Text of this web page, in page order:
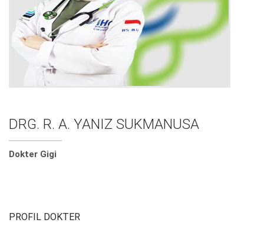
DRG. R. A. YANIZ SUKMANUSA
Dokter Gigi
PROFIL DOKTER